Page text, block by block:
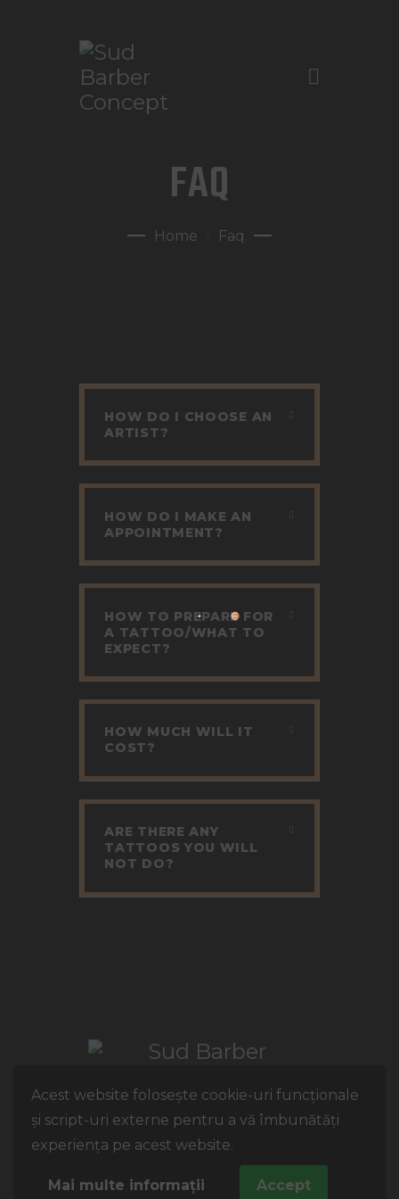
Acest website folosește cookie-uri funcționale
și script-uri externe pentru a vă îmbunătăți
experiența pe acest website.
Mai multe informații Accept
FAQ
Home Faq
GALERIE FOTO
HOW DO I CHOOSE AN
ARTIST?
HOW DO I MAKE AN
APPOINTMENT?
HOW TO PREPARE FOR
A TATTOO/WHAT TO
EXPECT?
HOW MUCH WILL IT
COST?
ARE THERE ANY
TATTOOS YOU WILL
NOT DO?
ThemeRex© 2026. All Rights
Reserved.